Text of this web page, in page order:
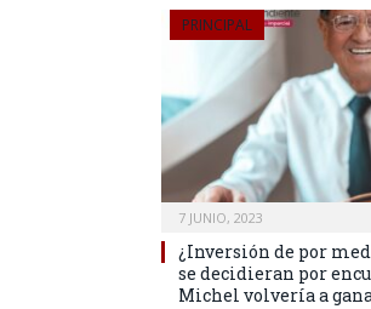
PRINCIPAL
7 JUNIO, 2023
¿Inversión de por
se decidieran por
Michel volvería a